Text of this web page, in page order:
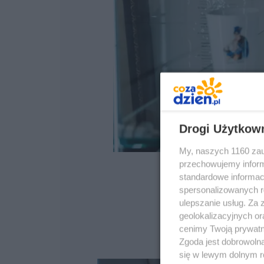
Drogi
My, naszych 1160
przechowujemy
standardowe
spersonalizowanych
ulepszanie usług.
geolokalizacyjnych
cenimy Twoją
Zgoda jest
się w lewym dolnym